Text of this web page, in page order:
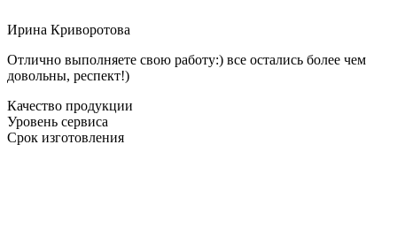
Ирина Криворотова
Отлично выполняете свою работу:) все остались более чем
довольны, респект!)
Качество продукции
Уровень сервиса
Срок изготовления